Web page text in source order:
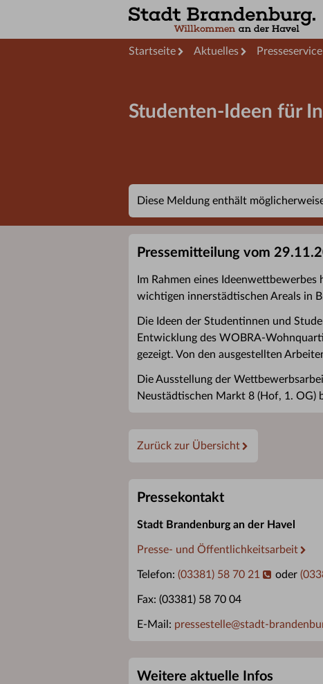
Startseite Aktuelles Presseservice
Studenten-Ideen für
Diese Meldung enthält
Pressemitteilung vom
Im Rahmen eines
wichtigen innerstädtischen Areals in
Die Ideen der Studentinnen und
Entwicklung des WOBRA-
gezeigt. Von den ausgestellten
Die Ausstellung der
Neustädtischen Markt 8 (Hof, 1. OG)
Zurück zur Übersicht
Pressekontakt
Stadt Brandenburg an der Havel
Presse- und Öffentlichkeitsarbeit
Telefon: (03381) 58 70 21 oder
Fax: (03381) 58 70 04
E-Mail: pressestelle@stadt-
Weitere aktuelle Infos